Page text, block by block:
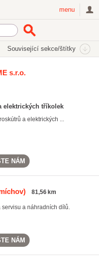
menu
Související sekce/štítky
kola a motocykly
s.r.o.
elektrických tříkolek
a elektrických ...
NÁM
81,56 km
servisu a náhradních dílů.
NÁM